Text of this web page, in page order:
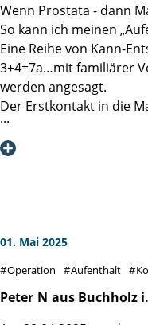
Wenn Prostata - dann
So kann ich meinen
Eine Reihe von Kann-
3+4=7a…mit familiärer
werden angesagt.
Der Erstkontakt in die
effektiv und beruhigend,
den Ersttermin
Küchenfrauen, Psycho-
uns Patienten geht,
und begleiteten jeden
01. Mai 2025
Operation Aufenthalt
Peter N aus Buchholz